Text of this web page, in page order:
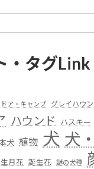
・タグLink
ア・キャンプ グレイハウ
ハウンド ハスキー
犬 植物 犬 犬
月花 誕生花 謎の犬種